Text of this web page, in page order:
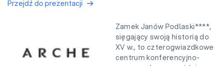
Przejdź do prezentacji
Zamek Janów Podlaski****,
sięgający swoją historią do
XV w., to czterogwiazdkowe
centrum konferencyjno-